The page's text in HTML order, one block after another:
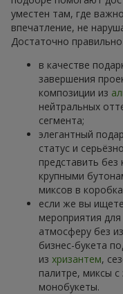
уместен там, где
впечатление, не
Достаточно
в качестве
завершения
композиции из
нейтральных
сегмента;
элегантный
статус и
представить без
крупными
миксов в
если же вы
мероприятия
атмосферу без
бизнес-букета
из хризантем,
палитре, миксы
монобукеты.